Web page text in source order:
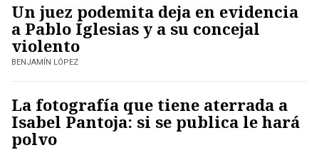
Un juez podemita deja en evidencia
a Pablo Iglesias y a su concejal
violento
BENJAMÍN LÓPEZ
La fotografía que tiene aterrada a
Isabel Pantoja: si se publica le hará
polvo